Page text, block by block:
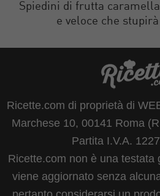
Spiedini di frutta
e veloce che
Ricette.com di proprietà di
Marchese 10, 00141 Roma
Partita I.V.A.
Ricette.com non è una testata
viene aggiornato senza